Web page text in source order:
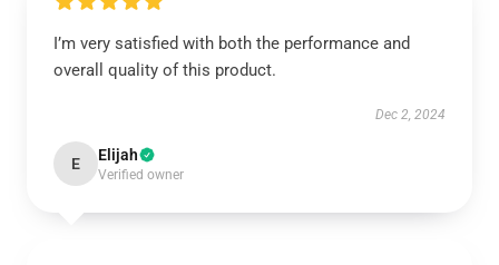
I’m very satisfied with both the performance and
overall quality of this product.
Dec 2, 2024
E Elijah
Verified owner